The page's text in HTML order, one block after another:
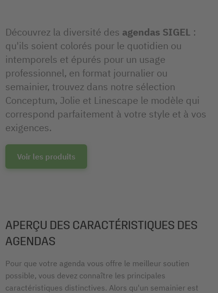
Découvrez la diversité des agendas SIGEL :
qu'ils soient colorés pour le quotidien ou
intemporels et épurés pour un usage
professionnel, en format journalier ou
semainier, trouvez dans notre sélection
Conceptum, Jolie et Linescape le modèle qui
correspond parfaitement à votre style et à vos
exigences.
Voir les produits
APERÇU DES CARACTÉRISTIQUES DES
AGENDAS
Pour que votre agenda vous offre le meilleur soutien
possible, vous devez connaître les principales
caractéristiques distinctives. Alors qu'un semainier est